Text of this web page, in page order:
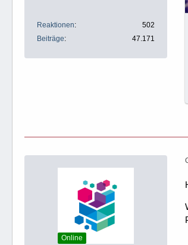
Reaktionen
502
Beiträge
47.171
Online